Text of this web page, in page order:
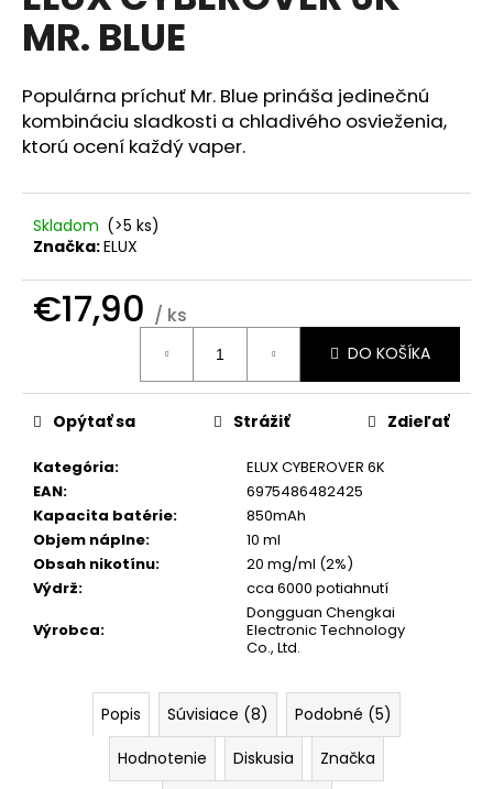
0,0
hviezdičiek.
MR. BLUE
Populárna príchuť Mr. Blue prináša jedinečnú
kombináciu sladkosti a chladivého osvieženia,
ktorú ocení každý vaper.
Skladom (>5 ks)
Značka:ELUX
€17,90 / ks
DO KOŠÍKA
Kategória:
ELUX CYBEROVER 6K
EAN:
6975486482425
Kapacita batérie:
850mAh
Objem náplne:
10 ml
Obsah nikotínu:
20 mg/ml (2%)
Výdrž:
cca 6000 potiahnutí
Výrobca:
Dongguan Chengkai
Electronic Technology
Co., Ltd.
Opýtať sa Strážiť Zdieľať
Popis Súvisiace (8)
Podobné (5)
Hodnotenie
Diskusia
Značka
á
j
s
ť
?
p
o
ú
č
a
m
e
GREATEST